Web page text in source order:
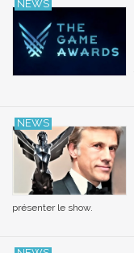
présenter le show.